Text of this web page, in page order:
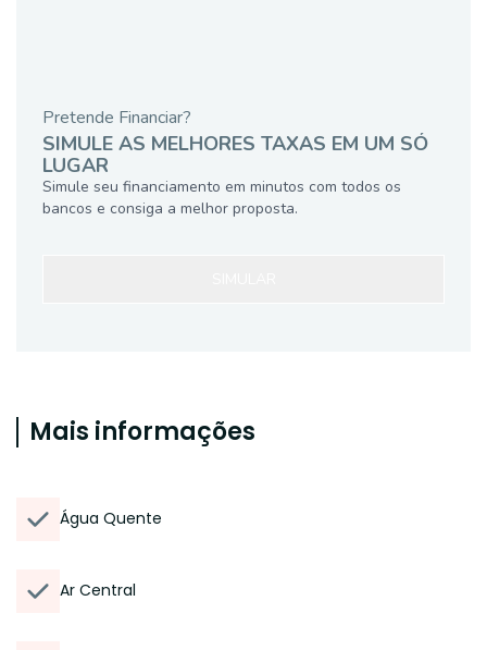
Pretende Financiar?
SIMULE AS MELHORES TAXAS EM UM SÓ
LUGAR
Simule seu financiamento em minutos com todos os
bancos e consiga a melhor proposta.
Mais informações
Água Quente
Ar Central